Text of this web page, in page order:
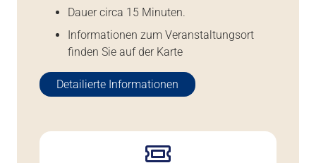
Dauer circa 15 Minuten.
Informationen zum Veranstaltungsort
finden Sie auf der Karte
Detailierte Informationen